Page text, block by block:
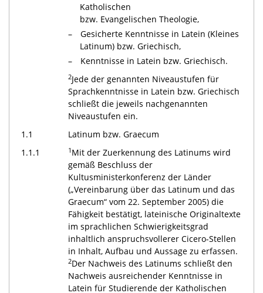
Katholischen
bzw. Evangelischen Theologie,
Gesicherte Kenntnisse in Latein (Kleines
Latinum) bzw. Griechisch,
Kenntnisse in Latein bzw. Griechisch.
2Jede der genannten Niveaustufen für
Sprachkenntnisse in Latein bzw. Griechisch
schließt die jeweils nachgenannten
Niveaustufen ein.
1.1
Latinum bzw. Graecum
1.1.1
1 Mit der Zuerkennung des Latinums wird
gemäß Beschluss der
Kultusministerkonferenz der Länder
(„Vereinbarung über das Latinum und das
Graecum“ vom 22. September 2005) die
Fähigkeit bestätigt, lateinische Originaltexte
im sprachlichen Schwierigkeitsgrad
inhaltlich anspruchsvollerer Cicero-Stellen
in Inhalt, Aufbau und Aussage zu erfassen.
2Der Nachweis des Latinums schließt den
Nachweis ausreichender Kenntnisse in
Latein für Studierende der Katholischen